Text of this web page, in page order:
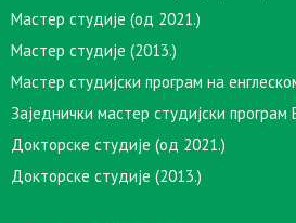
Мастер студије (од 2021.)
Мастер студије (2013.)
Мастер студијски програм на
Заједнички мастер студијски
Докторске студије (од 2021.)
Докторске студије (2013.)